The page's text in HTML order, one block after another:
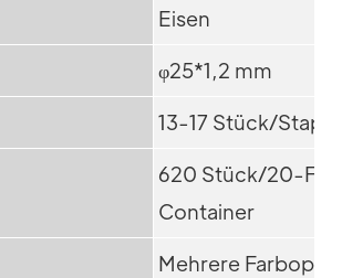
Eisen
φ25*1,2 mm
13-17 Stück/Stapel
620 Stück/20-
Container
Mehrere